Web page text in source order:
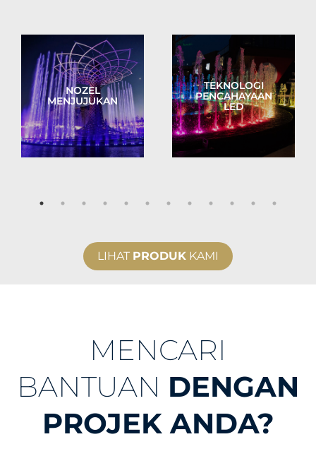
NOZEL
MENJUJUKAN
TEKNOLOGI
PENCAHAYAAN
LED
LIHAT PRODUK KAMI
MENCARI
BANTUAN DENGAN
PROJEK ANDA?